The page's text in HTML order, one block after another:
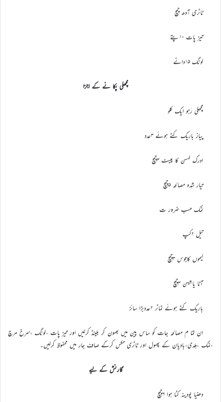
ٹاٹری آدھ چمچ
تیز پات ۱۰پتے
لونگ ۱۵دانے
مچھلی پکا نے کے اجزا
مچھلی رَہو ایک کلو
پیاز باریک کٹے ہوئے ۳عدد
ادرک لہسن کا پیسٹ ۴چمچ
تیار شدہ مصالحہ ۵چمچ
نمک حسب ضرور ت
تیل ۲کپ
لیموں کاجوس ۳چمچ
آٹا یابیسن ۴چمچ
باریک کٹے ہوئے ٹماٹر ۲عددبڑا سائز
ان تما م مصالحہ جات کو ساس پین میں بھون کر بلینڈ کرلیں اور تیز پات ،لونگ ،سرخ مرچ
،نمک ،ہلدی،بادیان کے پھول اور ٹاٹری مکس کرکے صاف جار میں محفوظ کرلیں۔
گارنش کے لیے
دھنیا پودینہ کٹا ہوا ۶چمچ